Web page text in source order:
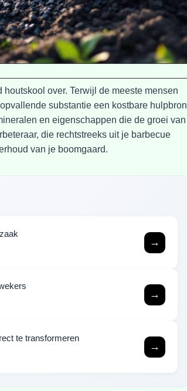
over. Terwijl de meeste mensen
substantie een kostbare hulpbron
en eigenschappen die de groei van
die rechtstreeks uit je barbecue
van je boomgaard.
→
→
te transformeren
→